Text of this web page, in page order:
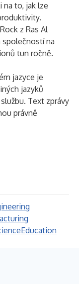
na to, jak lze
z Ras Al
společností na
tun ročně.
jazyce je
jazyků
Text zprávy
právně
Education